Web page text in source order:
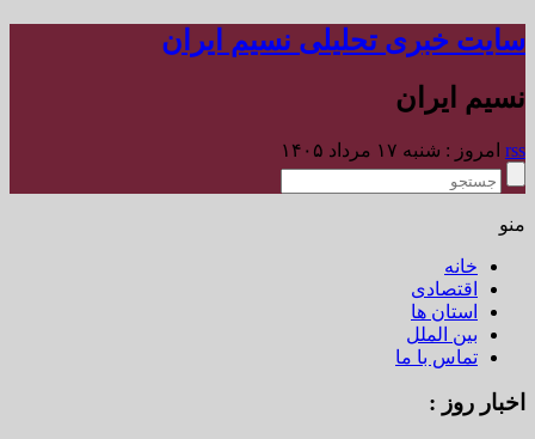
سایت خبری تحلیلی نسیم ایران
نسیم ایران
rss امروز : شنبه ۱۷ مرداد ۱۴۰۵
منو
خانه
اقتصادی
استان ها
بین الملل
تماس با ما
اخبار روز :